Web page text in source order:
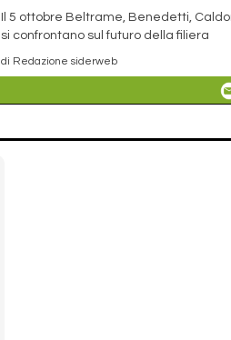
Il 5 ottobre Beltrame, Benedetti,
si confrontano sul futuro della filiera
di Redazione siderweb